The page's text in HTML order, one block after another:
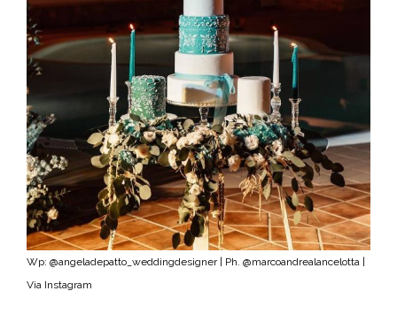
Wp: @angeladepatto_weddingdesigner | Ph. @marcoandrealancelotta |
Via Instagram